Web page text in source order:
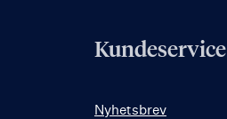
Kundeservice
Nyhetsbrev